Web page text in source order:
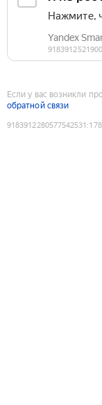
Если у вас возникли
обратной связи
9183912280577542531 :